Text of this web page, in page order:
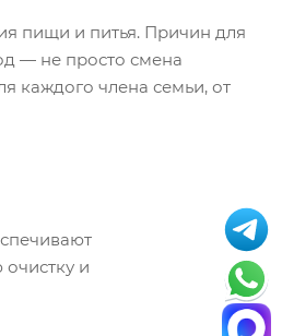
пищи и питья. Причин для
— не просто смена
каждого члена семьи, от
и